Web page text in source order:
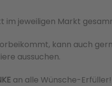
im jeweiligen Markt
kann auch
aussuchen.
an alle Wünsche-Erfüller!